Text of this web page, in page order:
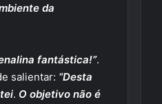
da
fantástica!”.
salientar: “Desta
. O objetivo não é